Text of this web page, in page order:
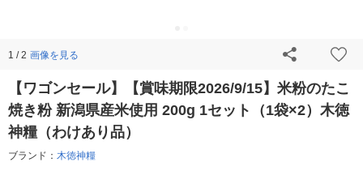
1 / 2 画像を見る
【ワゴンセール】【賞味期限2026/9/15】米粉のたこ
焼き粉 新潟県産米使用 200g 1セット（1袋×2）木徳
神糧（わけあり品）
ブランド： 木徳神糧